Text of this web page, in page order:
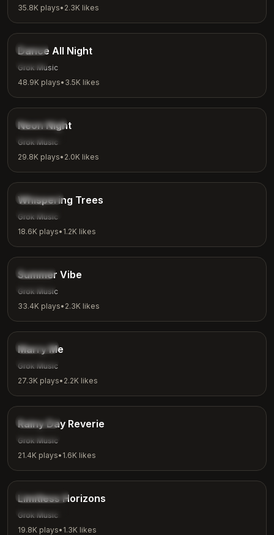
35.8K plays• 2.3K likes
Dance
Party
Dance All Night
Grok Music
48.9K plays• 3.5K likes
Synthwave
Night Vibes
Neon Night
Grok Music
29.8K plays• 2.0K likes
Nature
Meditation
Whispering Trees
Grok Music
18.6K plays• 1.2K likes
Chill
Summer
Summer Vibe
Grok Music
33.4K plays• 2.3K likes
Romantic
Love
Marry Me
Grok Music
27.3K plays• 2.2K likes
Ambient
Rainy Day
Rainy Day Reverie
Grok Music
21.4K plays• 1.6K likes
Inspirational
Motivation
Limitless Horizons
Grok Music
19.8K plays• 1.3K likes